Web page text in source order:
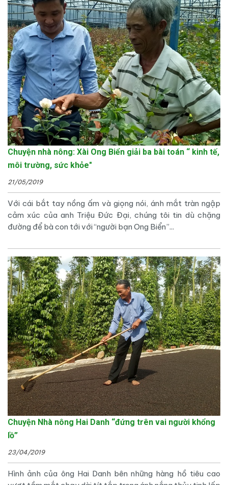
Chuyện nhà nông: Xài Ong Biển giải ba bài toán “ kinh tế,
môi trường, sức khỏe"
21/05/2019
Với cái bắt tay nồng ấm và giọng nói, ánh mắt tràn ngập
cảm xúc của anh Triệu Đức Đại, chúng tôi tin dù chặng
đường để bà con tới với “người bạn Ong Biển”...
Chuyện Nhà nông Hai Danh “đứng trên vai người khổng
lồ”
23/04/2019
Hình ảnh của ông Hai Danh bên những hàng hồ tiêu cao